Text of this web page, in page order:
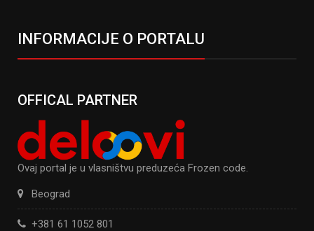
INFORMACIJE O PORTALU
OFFICAL PARTNER
Ovaj portal je u vlasništvu preduzeća Frozen code.
Beograd
+381 61 1052 801